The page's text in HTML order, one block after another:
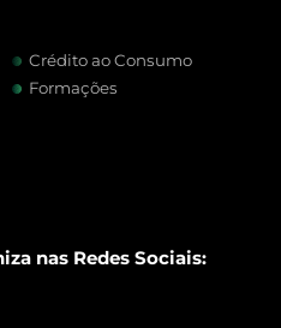
Crédito ao Consumo
Formações
nas Redes Sociais: